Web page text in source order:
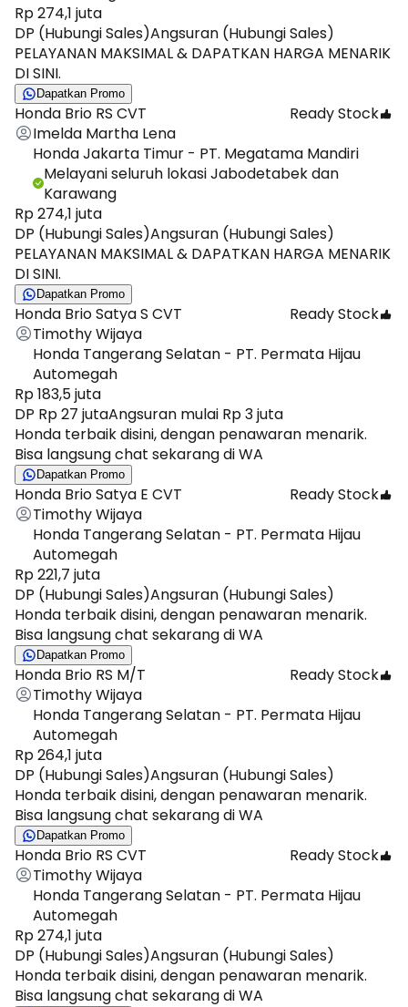
Rp 274,1 juta
DP (Hubungi Sales)Angsuran (Hubungi Sales)
PELAYANAN MAKSIMAL & DAPATKAN HARGA MENARIK
DI SINI.
Dapatkan Promo
Honda Brio RS CVT
Ready Stock
Imelda Martha Lena
Honda Jakarta Timur - PT. Megatama Mandiri
Melayani seluruh lokasi Jabodetabek dan
Karawang
Rp 274,1 juta
DP (Hubungi Sales)Angsuran (Hubungi Sales)
PELAYANAN MAKSIMAL & DAPATKAN HARGA MENARIK
DI SINI.
Dapatkan Promo
Honda Brio Satya S CVT
Ready Stock
Timothy Wijaya
Honda Tangerang Selatan - PT. Permata Hijau
Automegah
Rp 183,5 juta
DP Rp 27 jutaAngsuran mulai Rp 3 juta
Honda terbaik disini, dengan penawaran menarik.
Bisa langsung chat sekarang di WA
Dapatkan Promo
Honda Brio Satya E CVT
Ready Stock
Timothy Wijaya
Honda Tangerang Selatan - PT. Permata Hijau
Automegah
Rp 221,7 juta
DP (Hubungi Sales)Angsuran (Hubungi Sales)
Honda terbaik disini, dengan penawaran menarik.
Bisa langsung chat sekarang di WA
Dapatkan Promo
Honda Brio RS M/T
Ready Stock
Timothy Wijaya
Honda Tangerang Selatan - PT. Permata Hijau
Automegah
Rp 264,1 juta
DP (Hubungi Sales)Angsuran (Hubungi Sales)
Honda terbaik disini, dengan penawaran menarik.
Bisa langsung chat sekarang di WA
Dapatkan Promo
Honda Brio RS CVT
Ready Stock
Timothy Wijaya
Honda Tangerang Selatan - PT. Permata Hijau
Automegah
Rp 274,1 juta
DP (Hubungi Sales)Angsuran (Hubungi Sales)
Honda terbaik disini, dengan penawaran menarik.
Bisa langsung chat sekarang di WA